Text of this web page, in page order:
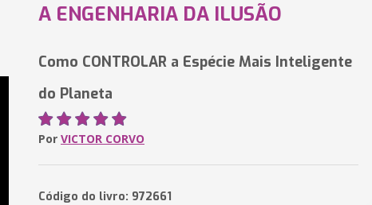
A ENGENHARIA DA ILUSÃO
Como CONTROLAR a Espécie Mais Inteligente
do Planeta
Por VICTOR CORVO
Código do livro: 972661